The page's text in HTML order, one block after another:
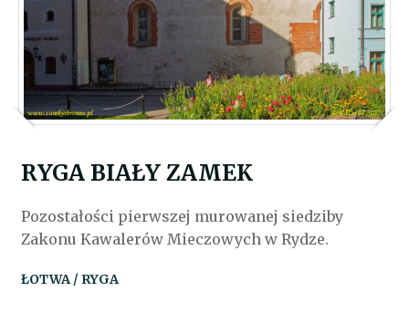
RYGA BIAŁY ZAMEK
Pozostałości pierwszej murowanej siedziby
Zakonu Kawalerów Mieczowych w Rydze.
ŁOTWA / RYGA